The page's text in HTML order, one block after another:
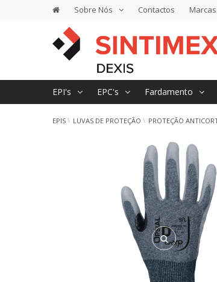
Sobre Nós Contactos Marcas
EPI's EPC's Fardamento
EPIS LUVAS DE PROTEÇÃO PROTEÇÃO